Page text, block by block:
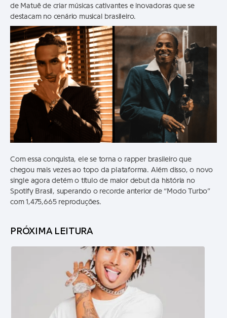
de Matuê de criar músicas cativantes e inovadoras que se
destacam no cenário musical brasileiro.
Com essa conquista, ele se torna o rapper brasileiro que
chegou mais vezes ao topo da plataforma. Além disso, o novo
single agora detém o título de maior debut da história no
Spotify Brasil, superando o recorde anterior de “Modo Turbo”
com 1,475,665 reproduções.
PRÓXIMA LEITURA